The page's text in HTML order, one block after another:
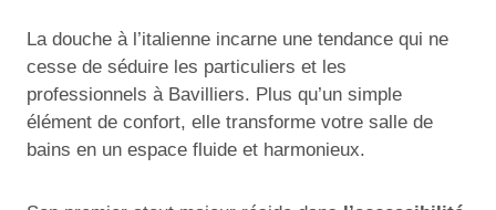
La douche à l’italienne incarne une tendance qui ne
cesse de séduire les particuliers et les
professionnels à Bavilliers. Plus qu’un simple
élément de confort, elle transforme votre salle de
bains en un espace fluide et harmonieux.